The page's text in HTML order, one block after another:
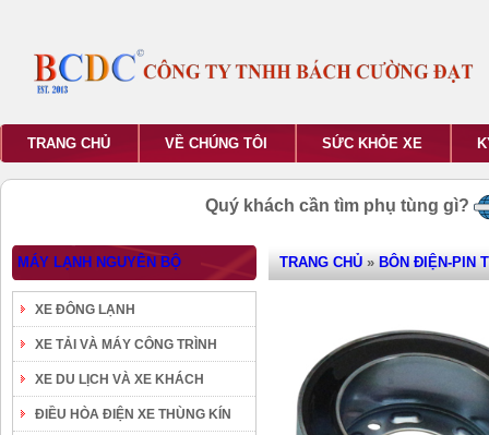
TRANG CHỦ VỀ CHÚNG TÔI SỨC KHỎE XE
Quý khách cần tìm phụ tùng gì?
MÁY LẠNH NGUYÊN BỘ
XE ĐÔNG LẠNH
XE TẢI VÀ MÁY CÔNG TRÌNH
XE DU LỊCH VÀ XE KHÁCH
ĐIỀU HÒA ĐIỆN XE THÙNG KÍN
TRANG CHỦ » BÔN ĐIỆN-PIN